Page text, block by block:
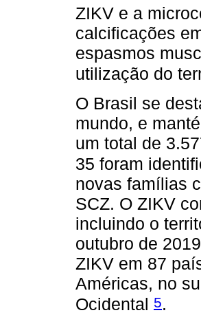
ZIKV e a
calcificações
espasmos
utilização do
O Brasil se
mundo, e
um total de
35 foram
novas famílias
SCZ. O ZIKV
incluindo o
outubro de
ZIKV em 87
Américas, no
Ocidental 5.